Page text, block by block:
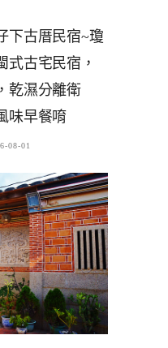
下古厝民宿~瓊
式古宅民宿，
乾濕分離衛
味早餐唷
08-01